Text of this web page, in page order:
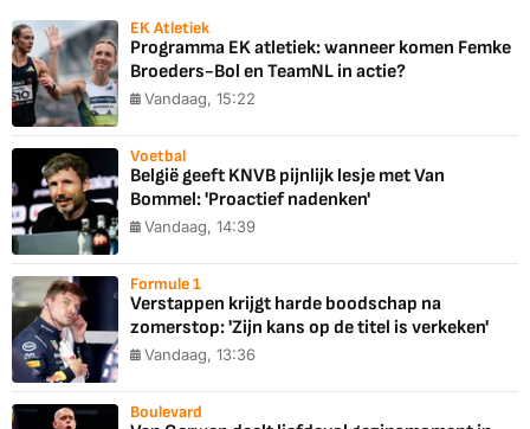
EK Atletiek
Programma EK atletiek: wanneer komen Femke
Broeders-Bol en TeamNL in actie?
Vandaag, 15:22
Voetbal
België geeft KNVB pijnlijk lesje met Van
Bommel: 'Proactief nadenken'
Vandaag, 14:39
Formule 1
Verstappen krijgt harde boodschap na
zomerstop: 'Zijn kans op de titel is verkeken'
Vandaag, 13:36
Boulevard